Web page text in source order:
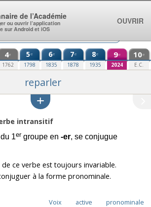
4e
1762
5e
1798
6e
1835
7e
1878
8e
1935
9e
2024
10e
E.C.
reparler
intransitif
1ergroupe en -er, se conjugue
ce verbe est toujours invariable.
à la forme pronominale.
Voix active pronominale
de l’Académie
ou ouvrir l’application
sur Android et iOS
OUVRIR